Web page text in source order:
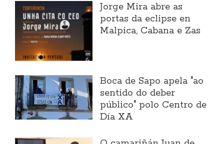
Jorge Mira abre as
portas da eclipse en
Malpica, Cabana e Zas
Boca de Sapo apela "ao
sentido do deber
público" polo Centro de
Día XA